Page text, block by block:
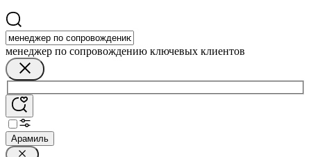
менеджер по сопровождению ключевых клиентов
Арамиль